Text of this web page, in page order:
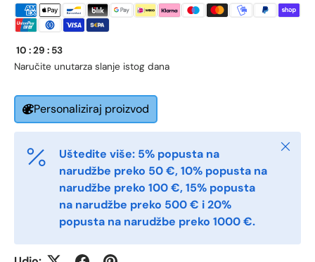
E-post *
Telefon
Postnummer *
Antall *
Kommentarer
Naručite unutar
10 :29 : 53
za slanje istog dana
Personaliziraj proizvod
Uštedite više: 5% popusta na
narudžbe preko 50 €, 10% popusta na
narudžbe preko 100 €, 15% popusta
na narudžbe preko 500 € i 20%
popusta na narudžbe preko 1000 €.